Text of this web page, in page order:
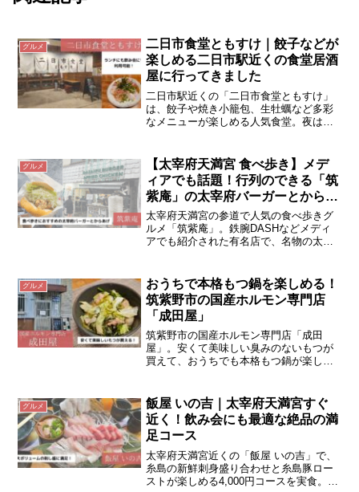
グルメ
二日市食堂ともすけ｜餃子などが
楽しめる二日市駅近くの食堂居酒
屋に行ってきました
二日市駅近くの「二日市食堂ともすけ」
は、餃子や焼き小籠包、生牡蠣など多彩
なメニューが楽しめる人気食堂。夜は居
です。
グルメ
【太宰府天満宮 食べ歩き】メデ
ィアでも話題！行列のできる「筑
紫庵」の太宰府バーガーとからあ
げ
太宰府天満宮の参道で人気の食べ歩きグ
ルメ「筑紫庵」。鉄腕DASHなどメディ
アでも紹介された有名店で、名物の太宰
報を紹介します。
グルメ
おうちで本格もつ鍋を楽しめる！
筑紫野市の国産ホルモン専門店
「成田屋」
筑紫野市の国産ホルモン専門店「成田
屋」。安くて美味しい臭みのないもつが
買えて、おうちでも本格もつ鍋が楽しめ
グルメ
飯屋 いの吉｜太宰府天満宮すぐ
近く！飲み会にも最適な絶品の満
足コース
太宰府天満宮近くの「飯屋 いの吉」で、
糸島の新鮮刺身盛り合わせと糸島豚ロー
ストが楽しめる4,000円コースを実食。魚